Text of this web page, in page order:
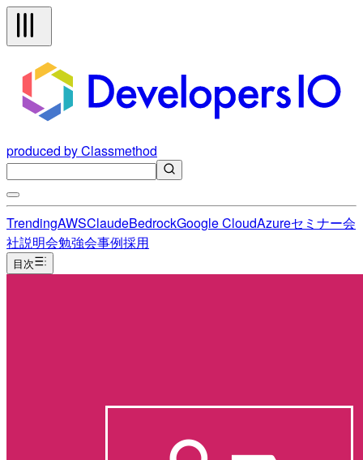
produced by Classmethod
TrendingAWSClaudeBedrockGoogle CloudAzureセミナー会
社説明会勉強会事例採用
目次